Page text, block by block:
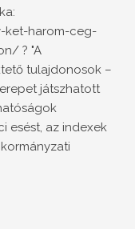
ket-harom-ceg-
? "A
tulajdonosok –
játszhatott
esést, az indexek